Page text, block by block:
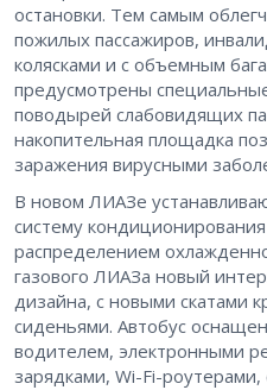
остановки. Тем самым
пожилых пассажиров,
колясками и с объемным
предусмотрены
поводырей слабовидящих
накопительная площадка
заражения вирусными
В новом ЛИАЗе
систему
распределением
газового ЛИАЗа новый
дизайна, с новыми скатами
сиденьями. Автобус
водителем, электронными
зарядками, Wi-Fi-